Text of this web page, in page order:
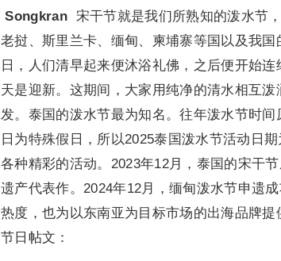
Songkran 宋干节就是我们所熟知的泼水节
老挝、斯里兰卡、缅甸、柬埔寨等国以及我
日，人们清早起来便沐浴礼佛，之后便开始
天是迎新。这期间，大家用纯净的清水相互
发。泰国的泼水节最为知名。往年泼水节时
日为特殊假日，所以2025泰国泼水节活动日
各种精彩的活动。2023年12月，泰国的宋干
遗产代表作。2024年12月，缅甸泼水节申遗
热度，也为以东南亚为目标市场的出海品牌
节日帖文：